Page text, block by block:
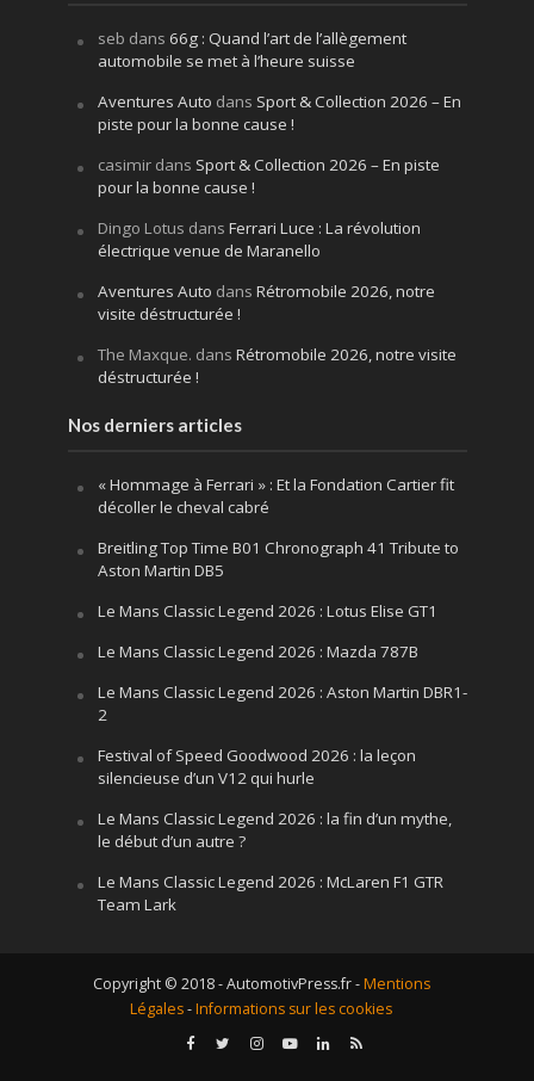
seb dans 66g : Quand l’art de l’allègement
automobile se met à l’heure suisse
Aventures Auto dans Sport & Collection 2026 – En
piste pour la bonne cause !
casimirdans Sport & Collection 2026 – En piste
pour la bonne cause !
Dingo Lotus dans Ferrari Luce : La révolution
électrique venue de Maranello
Aventures Auto dans Rétromobile 2026, notre
visite déstructurée !
The Maxque. dans Rétromobile 2026, notre visite
déstructurée !
Nos derniers articles
« Hommage à Ferrari » : Et la Fondation Cartier fit
décoller le cheval cabré
Breitling Top Time B01 Chronograph 41 Tribute to
Aston Martin DB5
Le Mans Classic Legend 2026 : Lotus Elise GT1
Le Mans Classic Legend 2026 : Mazda 787B
Le Mans Classic Legend 2026 : Aston Martin DBR1-
2
Festival of Speed Goodwood 2026 : la leçon
silencieuse d’un V12 qui hurle
Le Mans Classic Legend 2026 : la fin d’un mythe,
le début d’un autre ?
Le Mans Classic Legend 2026 : McLaren F1 GTR
Team Lark
Copyright © 2018 - AutomotivPress.fr -Mentions
Légales-Informations sur les cookies